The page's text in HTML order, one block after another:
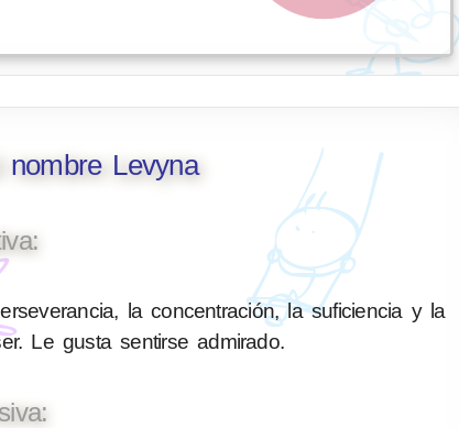
Levyna
la concentración, la suficiencia y la
Le gusta sentirse admirado.